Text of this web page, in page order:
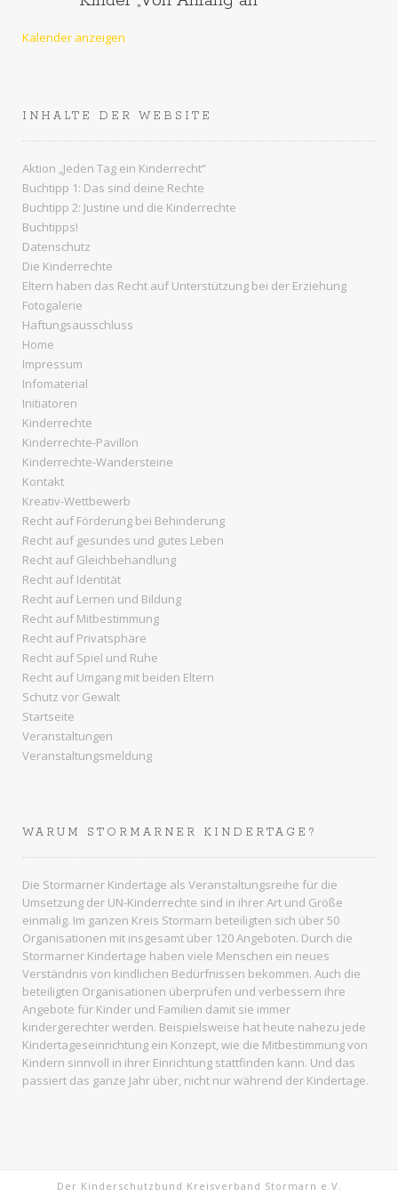
Kalender anzeigen
INHALTE DER WEBSITE
Aktion „Jeden Tag ein Kinderrecht“
Buchtipp 1: Das sind deine Rechte
Buchtipp 2: Justine und die Kinderrechte
Buchtipps!
Datenschutz
Die Kinderrechte
Eltern haben das Recht auf Unterstützung bei der Erziehung
Fotogalerie
Haftungsausschluss
Home
Impressum
Infomaterial
Initiatoren
Kinderrechte
Kinderrechte-Pavillon
Kinderrechte-Wandersteine
Kontakt
Kreativ-Wettbewerb
Recht auf Förderung bei Behinderung
Recht auf gesundes und gutes Leben
Recht auf Gleichbehandlung
Recht auf Identität
Recht auf Lernen und Bildung
Recht auf Mitbestimmung
Recht auf Privatsphäre
Recht auf Spiel und Ruhe
Recht auf Umgang mit beiden Eltern
Schutz vor Gewalt
Startseite
Veranstaltungen
Veranstaltungsmeldung
WARUM STORMARNER KINDERTAGE?
Die Stormarner Kindertage als Veranstaltungsreihe für die
Umsetzung der UN-Kinderrechte sind in ihrer Art und Größe
einmalig. Im ganzen Kreis Stormarn beteiligten sich über 50
Organisationen mit insgesamt über 120 Angeboten. Durch die
Stormarner Kindertage haben viele Menschen ein neues
Verständnis von kindlichen Bedürfnissen bekommen. Auch die
beteiligten Organisationen überprüfen und verbessern ihre
Angebote für Kinder und Familien damit sie immer
kindergerechter werden. Beispielsweise hat heute nahezu jede
Kindertageseinrichtung ein Konzept, wie die Mitbestimmung von
Kindern sinnvoll in ihrer Einrichtung stattfinden kann. Und das
passiert das ganze Jahr über, nicht nur während der Kindertage.
Der Kinderschutzbund Kreisverband Stormarn e.V.